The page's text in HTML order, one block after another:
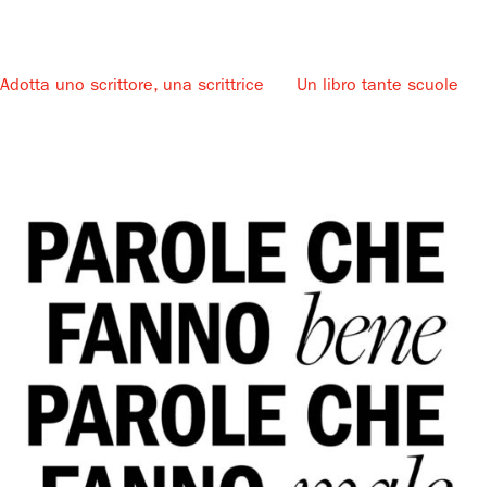
Adotta uno scrittore, una scrittrice Un libro tante scuole